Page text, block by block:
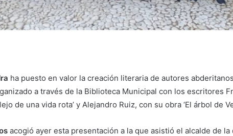
ha puesto en valor la creación literaria de autores
a través de la Biblioteca Municipal con los escritores
de una vida rota’ y Alejandro Ruiz, con su obra ‘El árbol de
acogió ayer esta presentación a la que asistió el alcalde de la